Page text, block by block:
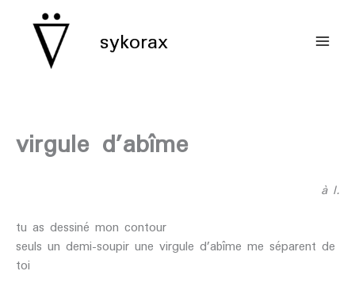
contenu sykorax
virgule d’abîme
à l.
tu as dessiné mon contour
seuls un demi-soupir une virgule d’abîme me séparent de
toi